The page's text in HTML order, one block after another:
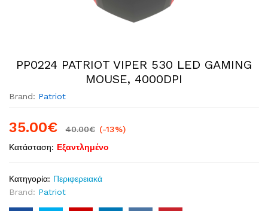
PP0224 PATRIOT VIPER 530 LED GAMING
MOUSE, 4000DPI
Brand: Patriot
35.00€ 40.00€ (-13%)
Κατάσταση: Εξαντλημένο
Κατηγορία: Περιφερειακά
Brand: Patriot